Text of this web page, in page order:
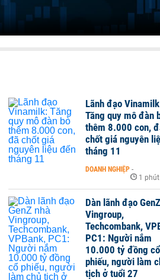
Lãnh đạo
Tăng quy mô đàn
thêm 8.000 con,
chốt giá nguyên
tháng 11
DOANH NGHIỆP -
1
Dàn lãnh đạo
Vingroup,
Techcombank,
PC1: Người nắm
10.000 tỷ đồng cổ
phiếu, người làm
tịch ở tuổi 27